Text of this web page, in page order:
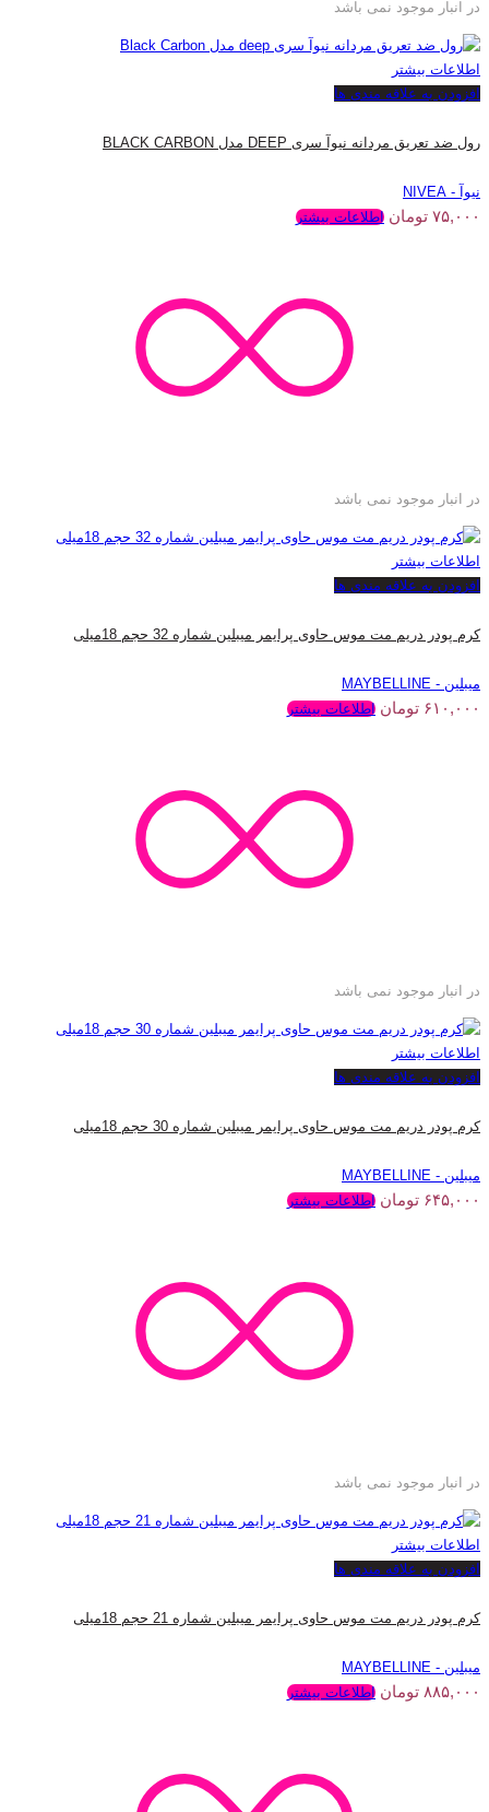
در انبار موجود نمی باشد
اطلاعات بیشتر
افزودن به علاقه مندی ها
رول ضد تعریق مردانه نیوآ سری DEEP مدل BLACK CARBON
نیوآ - NIVEA
۷۵,۰۰۰ تومان اطلاعات بیشتر
در انبار موجود نمی باشد
اطلاعات بیشتر
افزودن به علاقه مندی ها
کرم پودر دریم مت موس حاوی پرایمر میبلین شماره 32 حجم 18میلی
میبلین - MAYBELLINE
۶۱۰,۰۰۰ تومان اطلاعات بیشتر
در انبار موجود نمی باشد
اطلاعات بیشتر
افزودن به علاقه مندی ها
کرم پودر دریم مت موس حاوی پرایمر میبلین شماره 30 حجم 18میلی
میبلین - MAYBELLINE
۶۴۵,۰۰۰ تومان اطلاعات بیشتر
در انبار موجود نمی باشد
اطلاعات بیشتر
افزودن به علاقه مندی ها
کرم پودر دریم مت موس حاوی پرایمر میبلین شماره 21 حجم 18میلی
میبلین - MAYBELLINE
۸۸۵,۰۰۰ تومان اطلاعات بیشتر